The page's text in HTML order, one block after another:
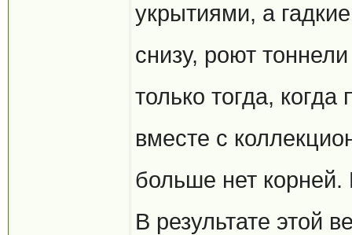
укрытиями, а
снизу, роют
только тогда,
вместе с
больше нет корней.
В результате этой